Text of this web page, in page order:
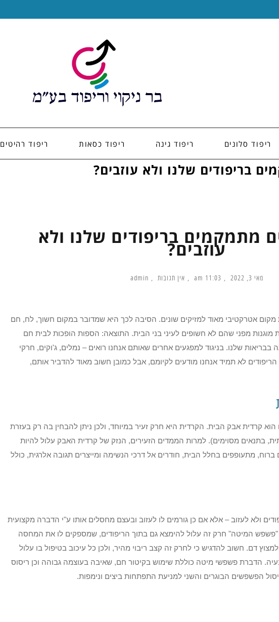
ריפוד סלונים ריפוד גינה ריפוד כסאות ריפוד רהיטים
בריפודים שלנו ולא עוזבים?
מתמקמים בריפודים שלנו ולא
עוזבים?
מאי 3, 2022 11:03 am אין תגובות admin
מקום אטרקטיבי מאוד למזיקים שונים. הסיבה לכך היא שמדובר במקום חשוך, לח, חם
מפני שהם לא חשופים לעיני בני הבית. התוצאה: הספות הופכות לבית חם
בבריאות שלנו. בניגוד למפגעים אחרים שאותם אנחנו רואים – נמלים, ג'וקים, חרקי
הריפודים לא תמיד אנחנו מודעים לקיומם, אבל כמובן חשוב מאוד להדביר אותם,
הוא קרדית אבק הבית. הקרדית היא חרק זעיר במיוחד, ולכן ניתן להבחין בה רק בעזרת
בתנאים מסוימים). למרות הממדים הזעירים, הנזק של קרדית האבק עלול להיות
מתעופפים בחלל הבית, חודרים אל דרכי הנשימה ומייצרים תגובה אלרגית, כולל
ולא לעזוב – אלא אם כן גורמים לו לעזוב ובעצם מחסלים אותו ע"י הדברה מקצועית
המיטה" חרק זה עלול להימצא גם בתוך הריפודים, שמספקים לו את המחסה
דם. חשוב להדגיש כי לחרק זה קצב ריבוי מהיר, ולכן כל עיכוב בטיפול בו עלול
הדברת פשפשי מיטה כוללת שימוש בקיטור חם, שאיבה בעוצמה גבוהה וכן ריסוס
הפשפשים הבוגרים והשני למניעת התפתחות ביצים ונימפות.